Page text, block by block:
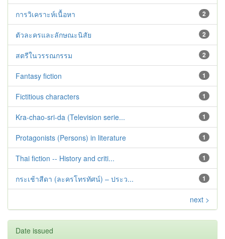
2
การวิเคราะห์เนื้อหา
2
ตัวละครและลักษณะนิสัย
2
สตรีในวรรณกรรม
1
Fantasy fiction
1
Fictitious characters
1
Kra-chao-sri-da (Television serie...
1
Protagonists (Persons) in literature
1
Thai fiction -- History and criti...
1
กระเช้าสีดา (ละครโทรทัศน์) – ประว...
next >
Date issued